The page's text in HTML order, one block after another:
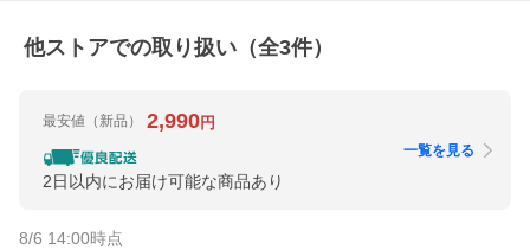
他ストアでの取り扱い（全3件）
最安値 （新品） 2,990円
2日以内にお届け可能な商品あり
一覧を見る
8/6 14:00時点